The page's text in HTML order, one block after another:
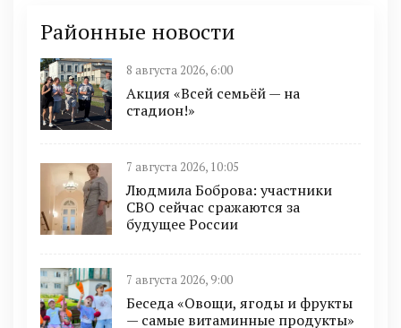
Районные новости
8 августа 2026, 6:00
Акция «Всей семьёй — на
стадион!»
7 августа 2026, 10:05
Людмила Боброва: участники
СВО сейчас сражаются за
будущее России
7 августа 2026, 9:00
Беседа «Овощи, ягоды и фрукты
— самые витаминные продукты»